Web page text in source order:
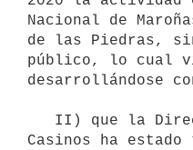
Nacional de
de las Piedras,
público, lo cual
desarrollándose
Casinos ha estado